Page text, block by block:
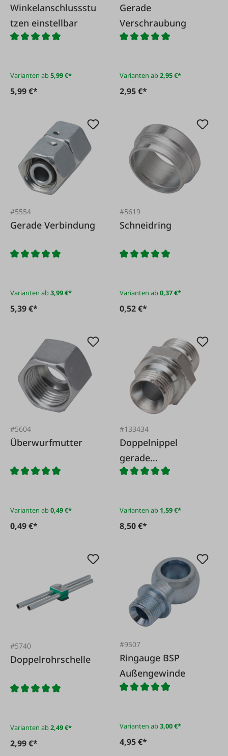
Winkelanschlussstu
tzen einstellbar
Varianten ab5,99 €*
5,99 €*
Gerade
Verschraubung
Varianten ab2,95 €*
2,95 €*
#5554
Gerade Verbindung
Varianten ab3,99 €*
5,39 €*
#5619
Schneidring
Varianten ab0,37 €*
0,52 €*
#5604
Überwurfmutter
Varianten ab0,49 €*
0,49 €*
#133434
Doppelnippel
gerade
BSP(Whitworth
Varianten ab 1,59 €*
8,50 €*
#5740
Doppelrohrschelle
Varianten ab2,49 €*
2,99 €*
#9507
Ringauge BSP
Außengewinde
Varianten ab3,00 €*
4,95 €*